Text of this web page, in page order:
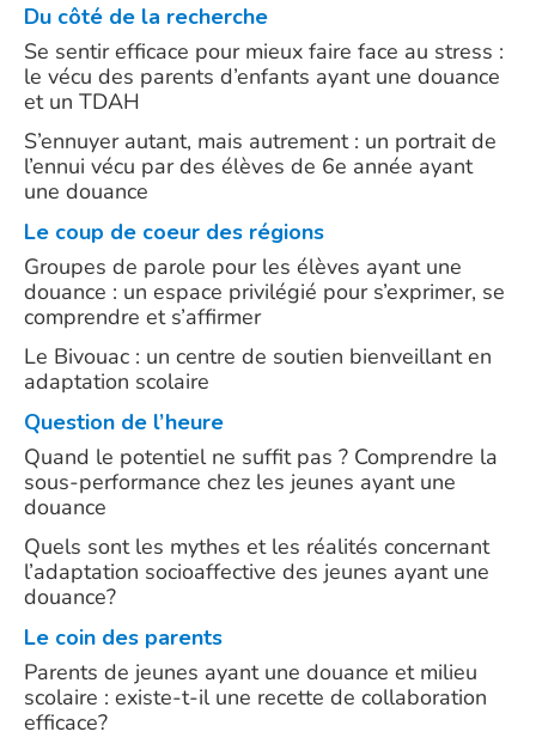
Du côté de la recherche
Se sentir efficace pour mieux faire face au stress :
le vécu des parents d’enfants ayant une douance
et un TDAH
S’ennuyer autant, mais autrement : un portrait de
l’ennui vécu par des élèves de 6e année ayant
une douance
Le coup de coeur des régions
Groupes de parole pour les élèves ayant une
douance : un espace privilégié pour s’exprimer, se
comprendre et s’affirmer
Le Bivouac : un centre de soutien bienveillant en
adaptation scolaire
Question de l’heure
Quand le potentiel ne suffit pas ? Comprendre la
sous-performance chez les jeunes ayant une
douance
Quels sont les mythes et les réalités concernant
l’adaptation socioaffective des jeunes ayant une
douance?
Le coin des parents
Parents de jeunes ayant une douance et milieu
scolaire : existe-t-il une recette de collaboration
efficace?